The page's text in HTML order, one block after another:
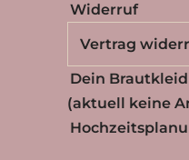
Widerruf
Vertrag
Dein
(aktuell keine